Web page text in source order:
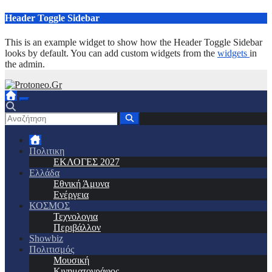
Μετάβαση
περιεχόμενο
Header Toggle Sidebar
This is an example widget to show how the Header Toggle Sidebar
looks by default. You can add custom widgets from the widgets in
the admin.
Πολιτικη
ΕΚΛΟΓΕΣ 2027
Ελλάδα
Εθνική Άμυνα
Ενέργεια
ΚΟΣΜΟΣ
Τεχνολογια
Περιβάλλον
Showbiz
Πολιτισμός
Μουσική